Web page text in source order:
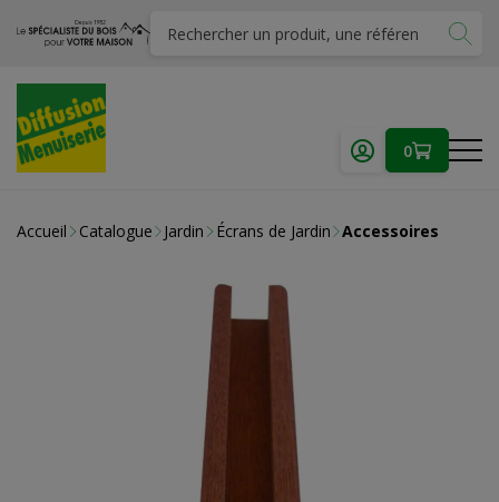
0
Accueil Catalogue Jardin Écrans de Jardin Accessoires